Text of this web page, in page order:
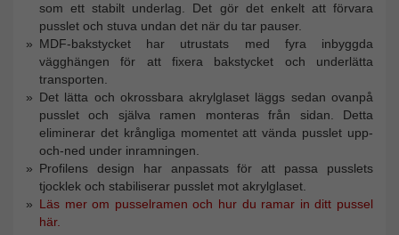
som ett stabilt underlag. Det gör det enkelt att förvara
pusslet och stuva undan det när du tar pauser.
MDF-bakstycket har utrustats med fyra inbyggda
vägghängen för att fixera bakstycket och underlätta
transporten.
Det lätta och okrossbara akrylglaset läggs sedan ovanpå
pusslet och själva ramen monteras från sidan. Detta
eliminerar det krångliga momentet att vända pusslet upp-
och-ned under inramningen.
Profilens design har anpassats för att passa pusslets
tjocklek och stabiliserar pusslet mot akrylglaset.
Läs mer om pusselramen och hur du ramar in ditt pussel
här.